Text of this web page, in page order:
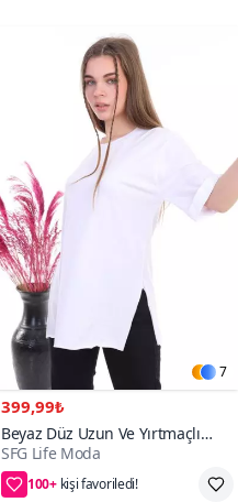
7
399,99₺
Beyaz Düz Uzun Ve Yırtmaçlı
Duble Kol Önü Baskısız T-shirt
Tunik
SFG Life Moda
100+
2. ürüne 50₺ indirim